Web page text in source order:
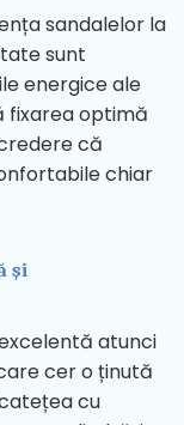
sandalelor la
sunt
energice ale
fixarea optimă
că
chiar
și
atunci
cer o ținută
cu